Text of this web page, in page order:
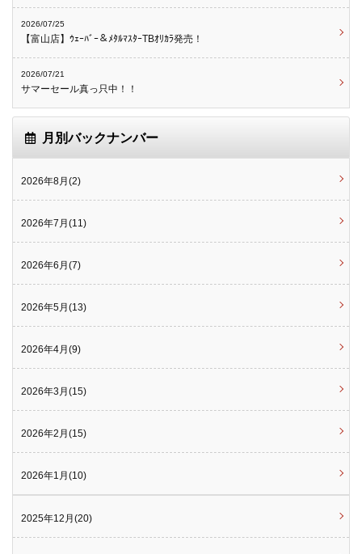
2026/07/25
【富山店】ｳｪｰﾊﾞｰ＆ﾒﾀﾙﾏｽﾀｰTBｵﾘｶﾗ発売！
2026/07/21
サマーセール真っ只中！！
月別バックナンバー
2026年8月(2)
2026年7月(11)
2026年6月(7)
2026年5月(13)
2026年4月(9)
2026年3月(15)
2026年2月(15)
2026年1月(10)
2025年12月(20)